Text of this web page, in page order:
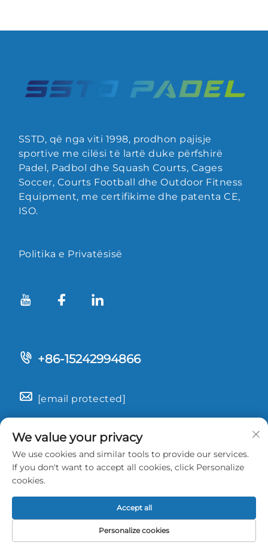
SSTD, që nga viti 1998, prodhon pajisje
sportive me cilësi të lartë duke përfshirë
Padel, Padbol dhe Squash Courts, Cages
Soccer, Courts Football dhe Outdoor Fitness
Equipment, me certifikime dhe patenta CE,
ISO.
Politika e Privatësisë
+86-15242994866
[email protected]
Orar i hapjes
9.00-18.00
Merrni një Ofertë Falas
Përfaqësuesi ynë do t’ju kontaktojë së shpejti.
We value your privacy
We use cookies and similar tools to provide our services.
If you don't want to accept all cookies, click Personalize
cookies.
Personalize cookies
Accept all